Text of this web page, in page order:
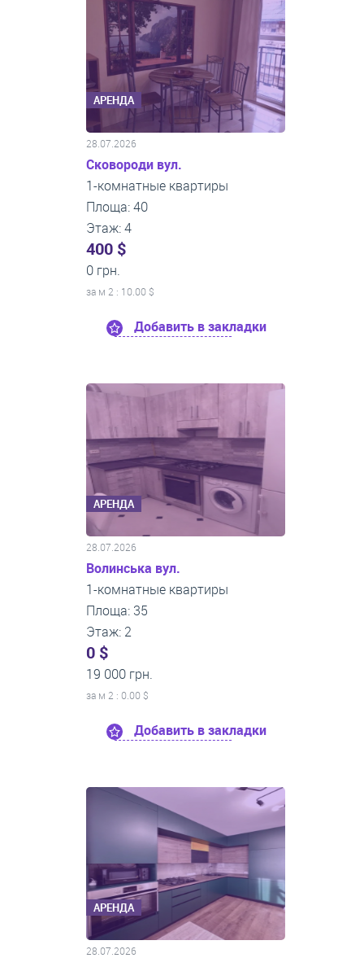
АРЕНДА
28.07.2026
Сковороди вул.
1-комнатные квартиры
Площа: 40
Этаж: 4
400 $
0 грн.
за м 2 : 10.00 $
Добавить в закладки
АРЕНДА
28.07.2026
Волинська вул.
1-комнатные квартиры
Площа: 35
Этаж: 2
0 $
19 000 грн.
за м 2 : 0.00 $
Добавить в закладки
АРЕНДА
28.07.2026